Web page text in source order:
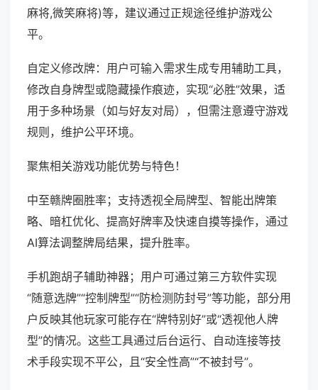
麻将,微笑麻将)等，建议通过正规途径维护游戏公
平。
自定义修改牌：用户可输入需求生成专用辅助工具，
修改自身牌型或隐藏操作痕迹，实现“必胜”效果，适
用于多种场景（如与好友对局），但需注意遵守游戏
规则，维护公平环境。
聚焦相关游戏功能优势与特色！
中至赣牌圈胜率；支持透视全局牌型、智能出牌策
略、暗杠优化、提高好牌率及快速自摸等操作，通过
AI算法调整牌局结果，提升胜率。
手机跑胡子辅助神器；用户可通过第三方软件实现
“随意选牌”“控制牌型”“防检测防封号”等功能，部分用
户反映其他玩家可能存在“牌特别好”或“透视他人牌
型”的情况。这些工具通过后台运行、自动连接等技
术手段实现不平公，且“安全性高”“不被封号”。